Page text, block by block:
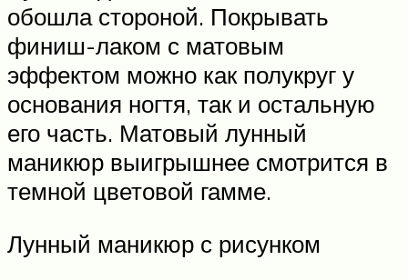
обошла стороной. Покрывать
финиш-лаком с матовым
эффектом можно как полукруг у
основания ногтя, так и остальную
его часть. Матовый лунный
маникюр выигрышнее смотрится в
темной цветовой гамме.
Лунный маникюр с рисунком